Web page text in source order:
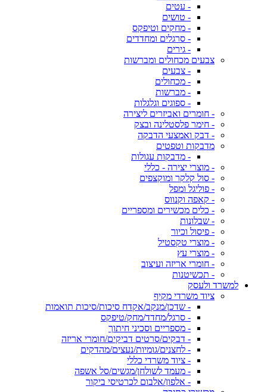
- עטים
- טושים
- מחקים וטיפקס
- סרגלים ומחדדים
- גירים
צבעים מכחולים ומברשות
- צבעים
- מכחולים
- מברשות
- ספוגים וגלגלות
- חומרים ואביזרים ליצירה
- חימר פלסטלינה ובצק
- דבק ואמצעי הדבקה
מדבקות וטפטים
- מדבקות עגולות
- מוצרי יצירה - כללי
- סול קלקר ומוקצפים
- פוליגל ומפל
- קאפה וקנווס
- כלים מכשירים ומספריים
- שבלונות
- פיסול וכיור
- מוצרי טקסטיל
- מוצרי עץ
- חומרי אריזה ועיצוב
- תכשיטנות
למשרד ולעסק
ציוד משרדי מקיף
- שדכן/מנקב/אקדח סיכות/סיכות תואמות
- סרגל/מחדד/מחק/טיפקס
- מספריים וסכיני חיתוך
- דבקים/סרטים דביקים/חומרי אריזה
- לחצנים/גומיות/נעצים/מהדקים
- ציוד משרדי כללי
- מעמד לשולחן/מגשים/סל אשפה
- אלפון/אלבום לכרטיסי ביקור